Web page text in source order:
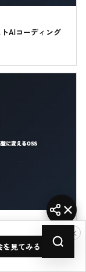
AIコーディング
ェント開発基盤
×
見てみる →